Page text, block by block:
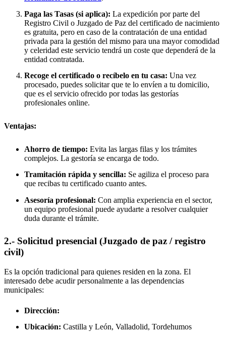
Paga las Tasas (si aplica): La expedición por parte del
Registro Civil o Juzgado de Paz del certificado de nacimiento
es gratuita, pero en caso de la contratación de una entidad
privada para la gestión del mismo para una mayor comodidad
y celeridad este servicio tendrá un coste que dependerá de la
entidad contratada.
Recoge el certificado o recíbelo en tu casa: Una vez
procesado, puedes solicitar que te lo envíen a tu domicilio,
que es el servicio ofrecido por todas las gestorías
profesionales online.
Ventajas:
Ahorro de tiempo: Evita las largas filas y los trámites
complejos. La gestoría se encarga de todo.
Tramitación rápida y sencilla: Se agiliza el proceso para
que recibas tu certificado cuanto antes.
Asesoría profesional: Con amplia experiencia en el sector,
un equipo profesional puede ayudarte a resolver cualquier
duda durante el trámite.
2.- Solicitud presencial (Juzgado de paz / registro
civil)
Es la opción tradicional para quienes residen en la zona. El
interesado debe acudir personalmente a las dependencias
municipales:
Dirección:
Ubicación: Castilla y León, Valladolid, Tordehumos